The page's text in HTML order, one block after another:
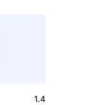
1.4